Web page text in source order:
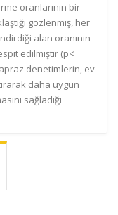
oranlarının bir
gözlenmiş, her
alan oranının
edilmiştir (p<
denetimlerin, ev
daha uygun
sağladığı